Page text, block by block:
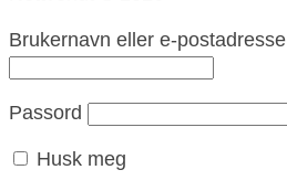
Brukernavn eller e-postadresse
Passord
Husk meg